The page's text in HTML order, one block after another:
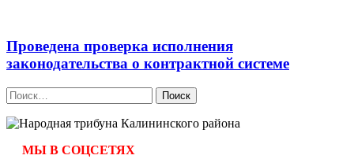
Проведена проверка исполнения
законодательства о контрактной системе
Найти:
МЫ В СОЦСЕТЯХ